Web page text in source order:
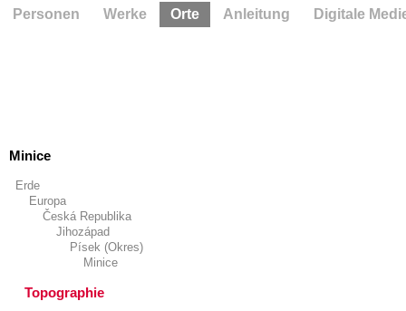
Minice
Erde
Europa
Česká Republika
Jihozápad
Písek (Okres)
Minice
Topographie
Personen Werke Orte Anleitung Digitale